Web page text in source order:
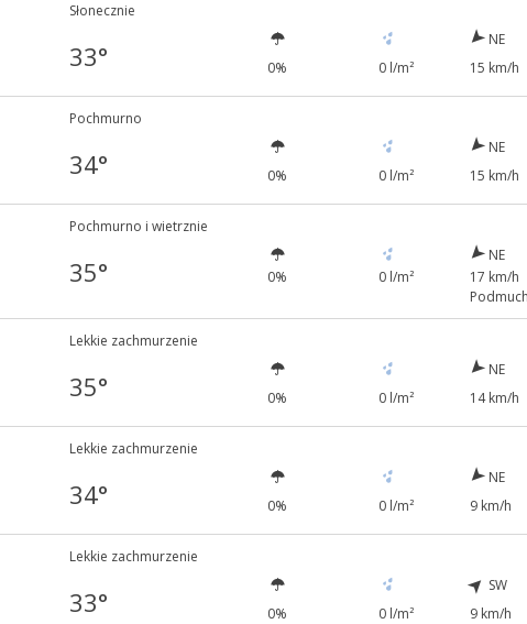
Słonecznie
33° 0% 0 l/m²
NE
15 km/h
Pochmurno
34° 0% 0 l/m²
NE
15 km/h
Pochmurno i wietrznie
35° 0% 0 l/m²
NE
17 km/h
Lekkie zachmurzenie
35° 0% 0 l/m²
NE
14 km/h
Lekkie zachmurzenie
34° 0% 0 l/m²
NE
9 km/h
Lekkie zachmurzenie
33° 0% 0 l/m²
SW
9 km/h